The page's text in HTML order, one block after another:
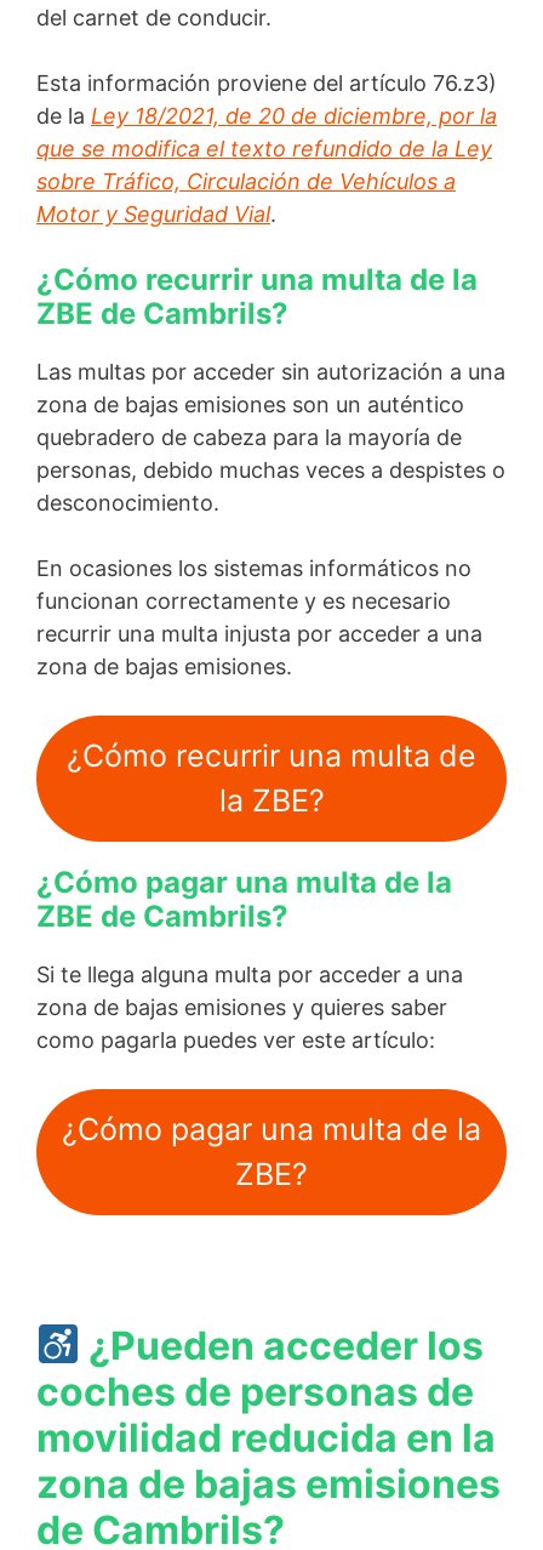
del carnet de conducir.
Esta información proviene del artículo 76.z3)
de la Ley 18/2021, de 20 de diciembre, por la
que se modifica el texto refundido de la Ley
sobre Tráfico, Circulación de Vehículos a
Motor y Seguridad Vial.
¿Cómo recurrir una multa de la
ZBE de Cambrils?
Las multas por acceder sin autorización a una
zona de bajas emisiones son un auténtico
quebradero de cabeza para la mayoría de
personas, debido muchas veces a despistes o
desconocimiento.
En ocasiones los sistemas informáticos no
funcionan correctamente y es necesario
recurrir una multa injusta por acceder a una
zona de bajas emisiones.
¿Cómo recurrir una multa de
la ZBE?
¿Cómo pagar una multa de la
ZBE de Cambrils?
Si te llega alguna multa por acceder a una
zona de bajas emisiones y quieres saber
como pagarla puedes ver este artículo:
¿Cómo pagar una multa de la
ZBE?
¿Pueden acceder los
coches de personas de
movilidad reducida en la
zona de bajas emisiones
de Cambrils?